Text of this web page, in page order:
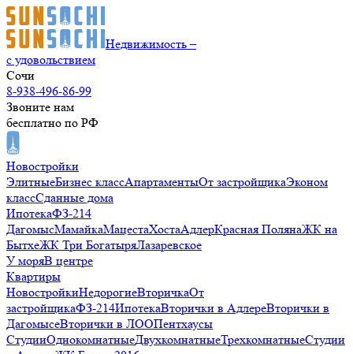
Недвижимость –
с удовольствием
Сочи
8-938-496-86-99
Звоните нам
бесплатно по РФ
Новостройки
ЭлитныеБизнес классАпартаментыОт застройщикаЭконом
классСданные дома
ИпотекаФЗ-214
ДагомысМамайкаМацестаХостаАдлерКрасная ПолянаЖК на
БытхеЖК Три БогатыряЛазаревское
У моряВ центре
Квартиры
НовостройкиНедорогиеВторичкаОт
застройщикаФЗ-214ИпотекаВторички в АдлереВторички в
ДагомысеВторички в ЛООПентхаусы
СтудииОднокомнатныеДвухкомнатныеТрехкомнатныеСтудии